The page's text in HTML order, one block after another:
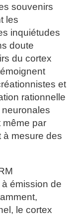
souvenirs
les
inquiétudes
doute
du cortex
et
rationnelle
même par
à mesure des
émission de
le cortex